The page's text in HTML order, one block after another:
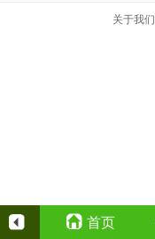
关于我们
首页